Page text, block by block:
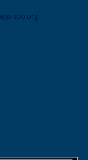
spb.org